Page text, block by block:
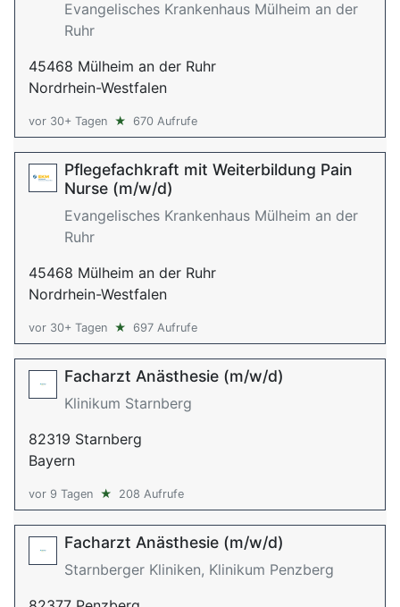
Evangelisches Krankenhaus Mülheim an der
Ruhr
45468 Mülheim an der Ruhr
Nordrhein-Westfalen
vor 30+ Tagen ★ 670 Aufrufe
Pflegefachkraft mit Weiterbildung Pain
Nurse (m/w/d)
Evangelisches Krankenhaus Mülheim an der
Ruhr
45468 Mülheim an der Ruhr
Nordrhein-Westfalen
vor 30+ Tagen ★ 697 Aufrufe
Facharzt Anästhesie (m/w/d)
Klinikum Starnberg
82319 Starnberg
Bayern
vor 9 Tagen ★ 208 Aufrufe
Facharzt Anästhesie (m/w/d)
Starnberger Kliniken, Klinikum Penzberg